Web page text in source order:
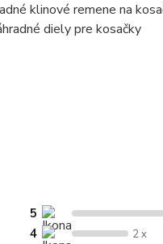
klinové remene na
diely pre kosačky
5
4 2 x